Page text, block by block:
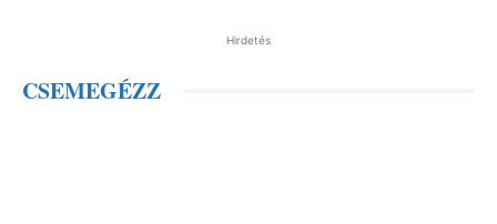
Hirdetés
CSEMEGÉZZ